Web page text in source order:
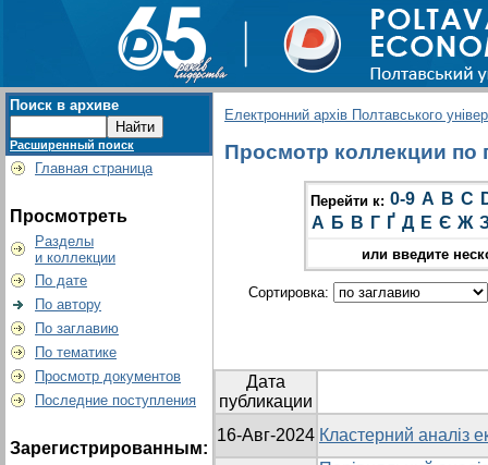
Поиск в архиве
Расширенный поиск
Главная страница
Просмотреть
Разделы
и коллекции
По дате
По автору
По заглавию
По тематике
Просмотр документов
Последние поступления
Зарегистрированным:
Електронний архів Полтавського
Просмотр коллекции по
Перейти к: 0-9 A B C
А Б В Г Ґ Д Е Є Ж
или введите
Сортировка:
Дата
публикации
16-Авг-2024 Кластерний аналіз